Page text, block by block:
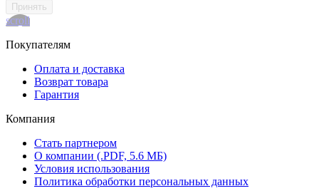
Принять
scroll
Покупателям
Оплата и доставка
Возврат товара
Гарантия
Компания
Стать партнером
О компании (.PDF, 5.6 МБ)
Условия использования
Политика обработки персональных данных